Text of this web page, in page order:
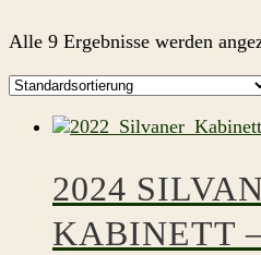
Alle 9 Ergebnisse werden
2024
KABINETT